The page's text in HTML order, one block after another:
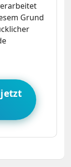
Grund